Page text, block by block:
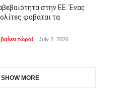
στην ΕΕ: Ένας
φοβάται τα
τώρα! July 2, 2026
SHOW MORE